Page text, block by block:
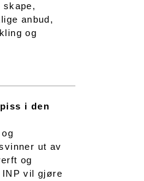
anbud,
og
i den
ut av
og
vil gjøre